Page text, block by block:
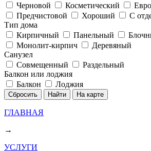
Черновой
Косметический Евро
Предчистовой
Хороший
С
Тип дома
Кирпичный
Панельный
Монолит-кирпич
Деревяный
Санузел
Совмещенный
Раздельный
Балкон или лоджия
Балкон
Лоджия
Сбросить Найти На карте
ГЛАВНАЯ
→
УСЛУГИ